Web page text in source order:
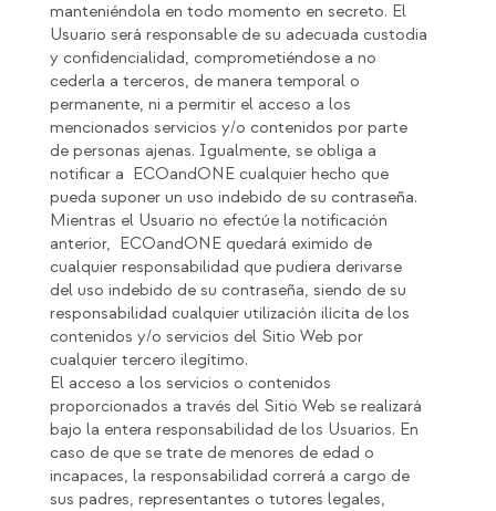
manteniéndola en todo momento en secreto. El
Usuario será responsable de su adecuada custodia
y confidencialidad, comprometiéndose a no
cederla a terceros, de manera temporal o
permanente, ni a permitir el acceso a los
mencionados servicios y/o contenidos por parte
de personas ajenas. Igualmente, se obliga a
notificar a ECOandONE cualquier hecho que
pueda suponer un uso indebido de su contraseña.
Mientras el Usuario no efectúe la notificación
anterior, ECOandONE quedará eximido de
cualquier responsabilidad que pudiera derivarse
del uso indebido de su contraseña, siendo de su
responsabilidad cualquier utilización ilícita de los
contenidos y/o servicios del Sitio Web por
cualquier tercero ilegítimo.
El acceso a los servicios o contenidos
proporcionados a través del Sitio Web se realizará
bajo la entera responsabilidad de los Usuarios. En
caso de que se trate de menores de edad o
incapaces, la responsabilidad correrá a cargo de
sus padres, representantes o tutores legales,